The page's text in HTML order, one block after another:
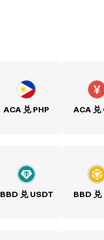
ACA 兑 PHP ACA 兑
BBD 兑 USDT BBD 兑